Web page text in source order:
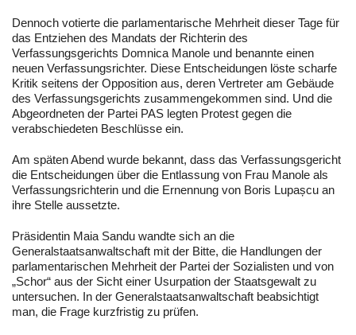
Dennoch votierte die parlamentarische Mehrheit dieser Tage für
das Entziehen des Mandats der Richterin des
Verfassungsgerichts Domnica Manole und benannte einen
neuen Verfassungsrichter. Diese Entscheidungen löste scharfe
Kritik seitens der Opposition aus, deren Vertreter am Gebäude
des Verfassungsgerichts zusammengekommen sind. Und die
Abgeordneten der Partei PAS legten Protest gegen die
verabschiedeten Beschlüsse ein.
Am späten Abend wurde bekannt, dass das Verfassungsgericht
die Entscheidungen über die Entlassung von Frau Manole als
Verfassungsrichterin und die Ernennung von Boris Lupașcu an
ihre Stelle aussetzte.
Präsidentin Maia Sandu wandte sich an die
Generalstaatsanwaltschaft mit der Bitte, die Handlungen der
parlamentarischen Mehrheit der Partei der Sozialisten und von
„Schor“ aus der Sicht einer Usurpation der Staatsgewalt zu
untersuchen. In der Generalstaatsanwaltschaft beabsichtigt
man, die Frage kurzfristig zu prüfen.